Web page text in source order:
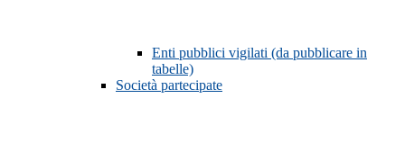
Enti pubblici vigilati (da pubblicare in
tabelle)
Società partecipate